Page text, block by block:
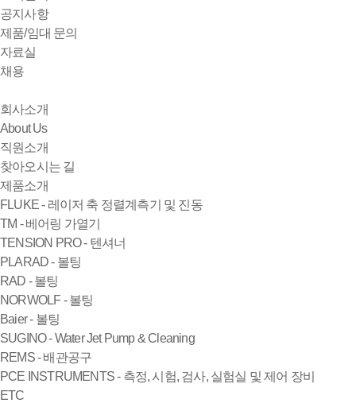
공지사항
제품/임대 문의
자료실
채용
회사소개
About Us
직원소개
찾아오시는 길
제품소개
FLUKE - 레이저 축 정렬계측기 및 진동
TM - 베어링 가열기
TENSION PRO - 텐셔너
PLARAD - 볼팅
RAD - 볼팅
NORWOLF - 볼팅
Baier - 볼팅
SUGINO - Water Jet Pump & Cleaning
REMS - 배관공구
PCE INSTRUMENTS - 측정, 시험, 검사, 실험실 및 제어 장비
ETC